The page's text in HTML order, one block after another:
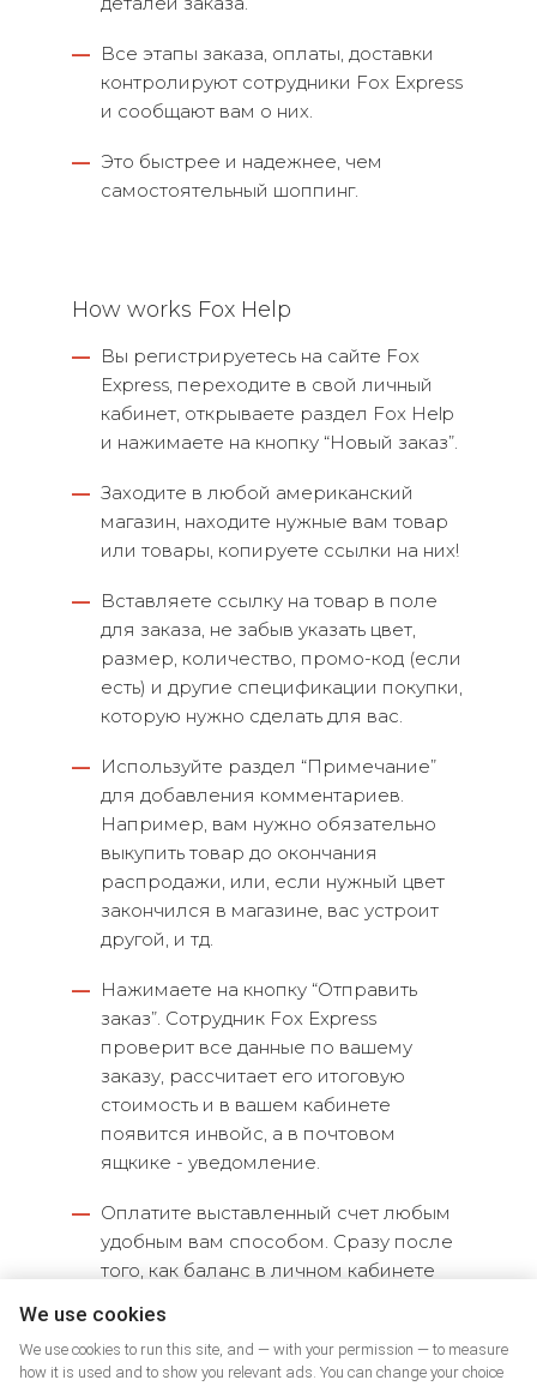
— Все этапы заказа, оплаты, доставки
контролируют сотрудники Fox Express
и сообщают вам о них.
— Это быстрее и надежнее, чем
самостоятельный шоппинг.
How works Fox Help
— Вы регистрируетесь на сайте Fox
Express, переходите в свой личный
кабинет, открываете раздел Fox Help
и нажимаете на кнопку “Новый заказ”.
— Заходите в любой американский
магазин, находите нужные вам товар
или товары, копируете ссылки на них!
— Вставляете ссылку на товар в поле
для заказа, не забыв указать цвет,
размер, количество, промо-код (если
есть) и другие спецификации покупки,
которую нужно сделать для вас.
— Используйте раздел “Примечание”
для добавления комментариев.
Например, вам нужно обязательно
выкупить товар до окончания
распродажи, или, если нужный цвет
закончился в магазине, вас устроит
другой, и тд.
— Нажимаете на кнопку “Отправить
заказ”. Сотрудник Fox Express
проверит все данные по вашему
заказу, рассчитает его итоговую
стоимость и в вашем кабинете
появится инвойс, а в почтовом
ящкике - уведомление.
— Оплатите выставленный счет любым
удобным вам способом. Сразу после
того, как баланс в личном кабинете
нужную сумму, наши эксперты
займутся покупкой нужных вам
We use cookies
We use cookies to run this site, and — with your permission — to measure
how it is used and to show you relevant ads. You can change your choice